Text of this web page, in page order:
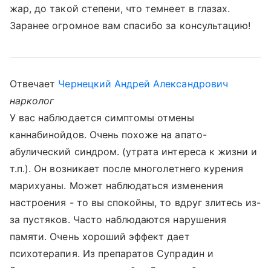
жар, до такой степени, что темнеет в глазах.
Заранее огромное вам спасибо за консультацию!
Отвечает Чернецкий Андрей Александрович
нарколог
У вас наблюдается симптомы отмены
каннабинойдов. Очень похоже на апато-
абулический синдром. (утрата интереса к жизни и
т.п.). Он возникает после многолетнего курения
марихуаны. Может наблюдаться изменения
настроения - то вы спокойны, то вдруг злитесь из-
за пустяков. Часто наблюдаются нарушения
памяти. Очень хороший эффект дает
психотерапия. Из препаратов Супрадин и